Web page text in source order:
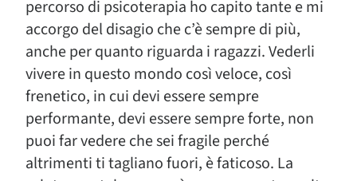
percorso di psicoterapia ho capito tante e mi
accorgo del disagio che c’è sempre di più,
anche per quanto riguarda i ragazzi. Vederli
vivere in questo mondo così veloce, così
frenetico, in cui devi essere sempre
performante, devi essere sempre forte, non
puoi far vedere che sei fragile perché
altrimenti ti tagliano fuori, è faticoso. La